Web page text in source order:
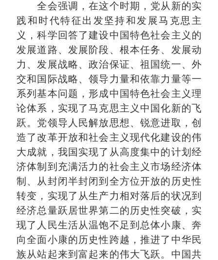
全会强调，在这个时期，党从新的实
践和时代特征出发坚持和发展马克思主
义，科学回答了建设中国特色社会主义的
发展道路、发展阶段、根本任务、发展动
力、发展战略、政治保证、祖国统一、外
交和国际战略、领导力量和依靠力量等一
系列基本问题，形成中国特色社会主义理
论体系，实现了马克思主义中国化新的飞
跃。党领导人民解放思想、锐意进取，创
造了改革开放和社会主义现代化建设的伟
大成就，我国实现了从高度集中的计划经
济体制到充满活力的社会主义市场经济体
制、从封闭半封闭到全方位开放的历史性
转变，实现了从生产力相对落后的状况到
经济总量跃居世界第二的历史性突破，实
现了人民生活从温饱不足到总体小康、奔
向全面小康的历史性跨越，推进了中华民
族从站起来到富起来的伟大飞跃。中国共